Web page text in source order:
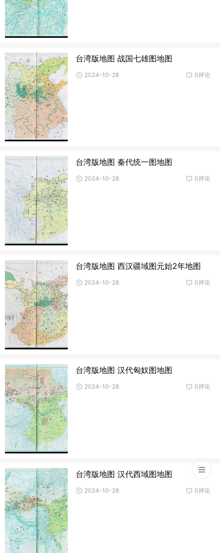
台湾版地图 战国七雄图地图
0评论
2024-10-28
台湾版地图 秦代统一图地图
0评论
2024-10-28
台湾版地图 西汉疆域图元始2年地图
0评论
2024-10-28
台湾版地图 汉代匈奴图地图
0评论
2024-10-28
台湾版地图 汉代西域图地图
0评论
2024-10-28